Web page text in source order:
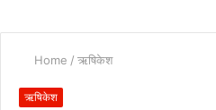
Home / ऋषिकेश
ऋषिकेश